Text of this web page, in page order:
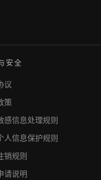
安全
议
策
感信息处理规则
人信息保护规则
销规则
请说明